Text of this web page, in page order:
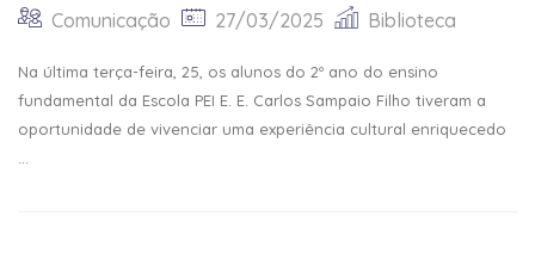
Comunicação 27/03/2025 Biblioteca
Na última terça-feira, 25, os alunos do 2º ano do ensino
fundamental da Escola PEI E. E. Carlos Sampaio Filho tiveram a
oportunidade de vivenciar uma experiência cultural enriquecedo